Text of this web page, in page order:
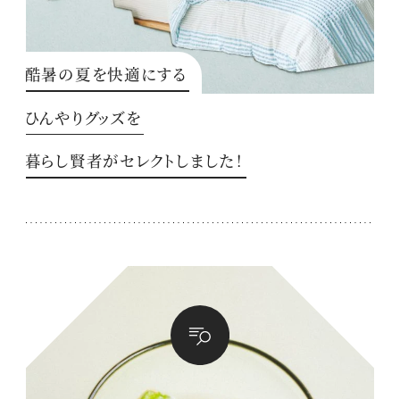
酷暑の夏を快適にする
ひんやりグッズを
暮らし賢者がセレクトしました！